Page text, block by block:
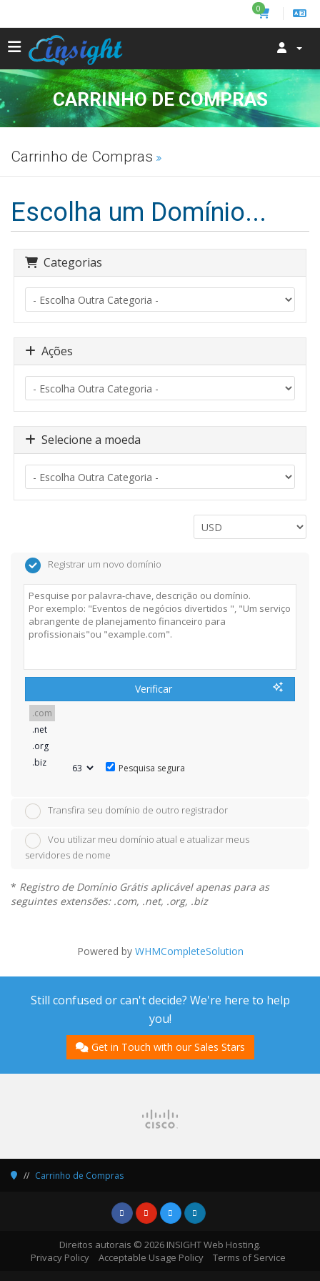
0
CARRINHO DE COMPRAS
Carrinho de Compras
Escolha um Domínio...
Categorias
Ações
Selecione a moeda
Registrar um novo domínio
Verificar
Pesquisa segura
Transfira seu domínio de outro registrador
Vou utilizar meu domínio atual e atualizar meus
servidores de nome
* Registro de Domínio Grátis aplicável apenas para as
seguintes extensões: .com, .net, .org, .biz
Powered by WHMCompleteSolution
Still confused or can't decide? We're here to help
you!
Get in Touch with our Sales Stars
Carrinho de Compras
Direitos autorais © 2026 INSIGHT Web Hosting.
Privacy Policy
Acceptable Usage Policy Terms of Service